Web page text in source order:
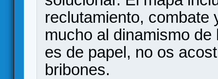
reclutamiento, combate
mucho al dinamismo
es de papel, no os
bribones.